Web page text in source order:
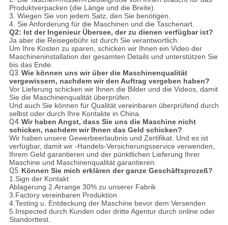
Produktverpacken (die Länge und die Breite).
3. Wiegen Sie von jedem Satz, den Sie benötigen.
4. Sie Anforderung für die Maschinen und die Taschenart.
Q2: Ist der Ingenieur Übersee, der zu dienen verfügbar ist?
Ja aber die Reisegebühr ist durch Sie verantwortlich.
Um Ihre Kosten zu sparen, schicken wir Ihnen ein Video der
Maschineninstallation der gesamten Details und unterstützen Sie
bis das Ende.
Q3. Wie können uns wir über die Maschinenqualität
vergewissern, nachdem wir den Auftrag vergeben haben?
Vor Lieferung schicken wir Ihnen die Bilder und die Videos, damit
Sie die Maschinenqualität überprüfen.
Und auch Sie können für Qualität vereinbaren überprüfend durch
selbst oder durch Ihre Kontakte in China.
Q4. Wir haben Angst, dass Sie uns die Maschine nicht
schicken, nachdem wir Ihnen das Geld schicken?
Wir haben unsere Gewerbeerlaubnis und Zertifikat. Und es ist
verfügbar, damit wir -Handels-Versicherungsservice verwenden,
Ihrem Geld garantieren und der pünktlichen Lieferung Ihrer
Maschine und Maschinenqualität garantieren.
Q5. Können Sie mich erklären der ganze Geschäftsprozeß?
1.Sign der Kontakt
Ablagerung 2.Arrange 30% zu unserer Fabrik
3.Factory vereinbaren Produktion
4.Testing u. Entdeckung der Maschine bevor dem Versenden
5.Inspected durch Kunden oder dritte Agentur durch online oder
Standorttest.